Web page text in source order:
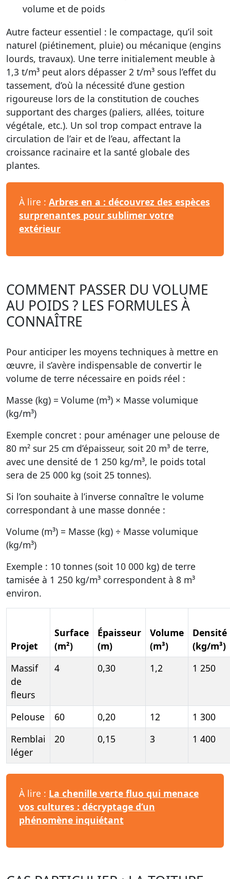
volume et de poids
Autre facteur essentiel : le compactage, qu’il soit
naturel (piétinement, pluie) ou mécanique (engins
lourds, travaux). Une terre initialement meuble à
1,3 t/m³ peut alors dépasser 2 t/m³ sous l’effet du
tassement, d’où la nécessité d’une gestion
rigoureuse lors de la constitution de couches
supportant des charges (paliers, allées, toiture
végétale, etc.). Un sol trop compact entrave la
circulation de l’air et de l’eau, affectant la
croissance racinaire et la santé globale des
plantes.
À lire : Arbres en a : découvrez des espèces
surprenantes pour sublimer votre
extérieur
COMMENT PASSER DU VOLUME
AU POIDS ? LES FORMULES À
CONNAÎTRE
Pour anticiper les moyens techniques à mettre en
œuvre, il s’avère indispensable de convertir le
volume de terre nécessaire en poids réel :
Masse (kg) = Volume (m³) × Masse volumique
(kg/m³)
Exemple concret : pour aménager une pelouse de
80 m² sur 25 cm d’épaisseur, soit 20 m³ de terre,
avec une densité de 1 250 kg/m³, le poids total
sera de 25 000 kg (soit 25 tonnes).
Si l’on souhaite à l’inverse connaître le volume
correspondant à une masse donnée :
Volume (m³) = Masse (kg) ÷ Masse volumique
(kg/m³)
Exemple : 10 tonnes (soit 10 000 kg) de terre
tamisée à 1 250 kg/m³ correspondent à 8 m³
environ.
Projet
Surface
(m²)
Épaisseur
(m)
Volume
(m³)
Densité
(kg/m³)
Massif
de
fleurs
4 0,30 1,2 1 250
Pelouse 60 0,20 12
1 300
Remblai
léger
20 0,15 3 1 400
À lire : La chenille verte fluo qui menace
vos cultures : décryptage d’un
phénomène inquiétant